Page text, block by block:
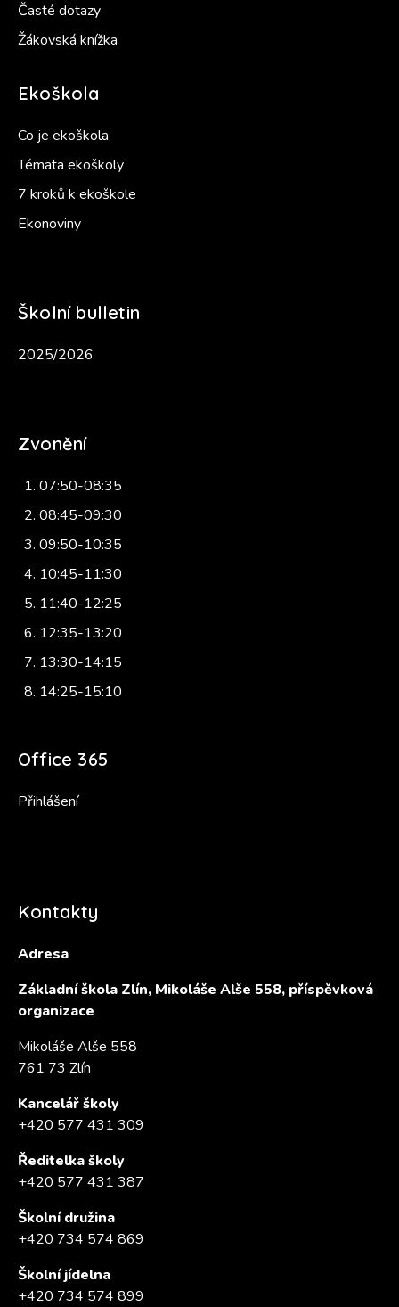
Časté dotazy
Žákovská knížka
Ekoškola
Co je ekoškola
Témata ekoškoly
7 kroků k ekoškole
Ekonoviny
Školní bulletin
2025/2026
Zvonění
07:50-08:35
08:45-09:30
09:50-10:35
10:45-11:30
11:40-12:25
12:35-13:20
13:30-14:15
14:25-15:10
Office 365
Přihlášení
Kontakty
Adresa
Základní škola Zlín, Mikoláše Alše 558, příspěvková
organizace
Mikoláše Alše 558
761 73 Zlín
Kancelář školy
+420 577 431 309
Ředitelka školy
+420 577 431 387
Školní družina
+420 734 574 869
Školní jídelna
+420 734 574 899